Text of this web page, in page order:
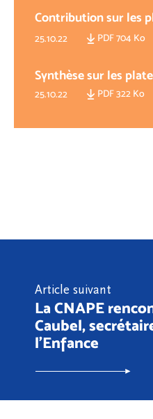
Contribution sur les
25.10.22 PDF 704 Ko
Synthèse sur les
25.10.22 PDF 322 Ko
Article suivant
La CNAPE
Caubel,
l'Enfance